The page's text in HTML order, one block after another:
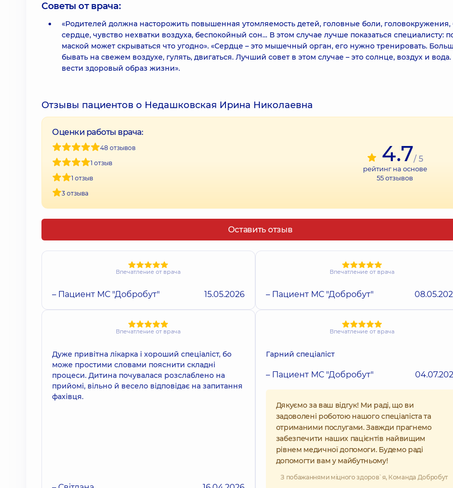
Советы от врача:
«Родителей должна насторожить повышенная утомляемость детей, головные боли, головокружения,
сердце, чувство нехватки воздуха, беспокойный сон… В этом случае лучше показаться специалисту:
маской может скрываться что угодно». «Сердце – это мышечный орган, его нужно тренировать.
бывать на свежем воздухе, гулять, двигаться. Лучший совет в этом случае – это солнце, воздух и
вести здоровый образ жизни».
Отзывы пациентов о Недашковская Ирина Николаевна
Оценки работы врача:
48 отзывов
1 отзыв
1 отзыв
3 отзыва
4.7/ 5
рейтинг на основе
55отзывов
Оставить отзыв
Впечатление от врача
– Пациент МС "Добробут" 15.05.2026
Впечатление от врача
– Пациент МС "Добробут"
Впечатление от врача
Дуже привітна лікарка і хороший спеціаліст, бо
може простими словами пояснити складні
процеси. Дитина почувалася розслаблено на
прийомі, вільно й весело відповідає на запитання
фахівця.
Впечатление от врача
Гарний спеціаліст
– Пациент МС "Добробут"
Дякуємо за ваш відгук! Ми раді, що ви
задоволені роботою нашого спеціаліста та
отриманими послугами. Завжди прагнемо
забезпечити наших пацієнтів найвищим
рівнем медичної допомоги. Будемо раді
допомогти вам у майбутньому!
З побажаннями міцного здоров`я, Команда Добробут